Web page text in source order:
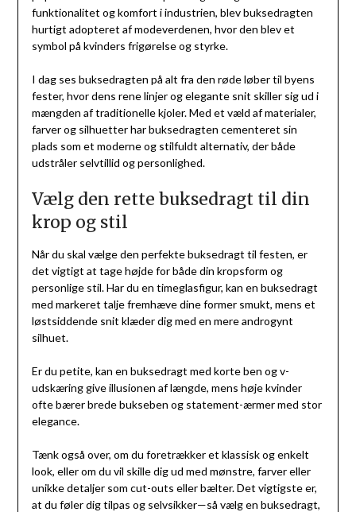
funktionalitet og komfort i industrien, blev buksedragten
hurtigt adopteret af modeverdenen, hvor den blev et
symbol på kvinders frigørelse og styrke.
I dag ses buksedragten på alt fra den røde løber til byens
fester, hvor dens rene linjer og elegante snit skiller sig ud i
mængden af traditionelle kjoler. Med et væld af materialer,
farver og silhuetter har buksedragten cementeret sin
plads som et moderne og stilfuldt alternativ, der både
udstråler selvtillid og personlighed.
Vælg den rette buksedragt til din
krop og stil
Når du skal vælge den perfekte buksedragt til festen, er
det vigtigt at tage højde for både din kropsform og
personlige stil. Har du en timeglasfigur, kan en buksedragt
med markeret talje fremhæve dine former smukt, mens et
løstsiddende snit klæder dig med en mere androgynt
silhuet.
Er du petite, kan en buksedragt med korte ben og v-
udskæring give illusionen af længde, mens høje kvinder
ofte bærer brede bukseben og statement-ærmer med stor
elegance.
Tænk også over, om du foretrækker et klassisk og enkelt
look, eller om du vil skille dig ud med mønstre, farver eller
unikke detaljer som cut-outs eller bælter. Det vigtigste er,
at du føler dig tilpas og selvsikker—så vælg en buksedragt,